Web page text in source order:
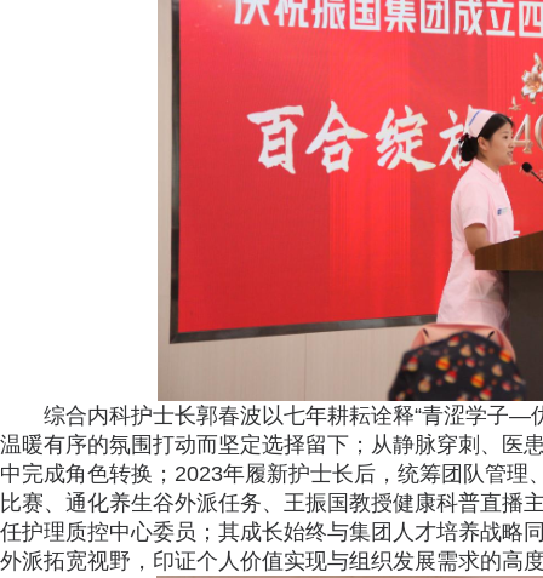
综合内科护士长郭春波以七年耕耘诠释“青涩学子—
温暖有序的氛围打动而坚定选择留下；从静脉穿刺、医
中完成角色转换；2023年履新护士长后，统筹团队管
比赛、通化养生谷外派任务、王振国教授健康科普直播
任护理质控中心委员；其成长始终与集团人才培养战
外派拓宽视野，印证个人价值实现与组织发展需求的高